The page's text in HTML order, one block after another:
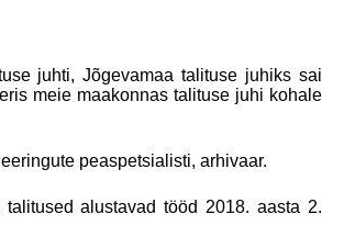
juhti, Jõgevamaa talituse juhiks sai
meie maakonnas talituse juhi kohale
peaspetsialisti, arhivaar.
alustavad tööd 2018. aasta 2.